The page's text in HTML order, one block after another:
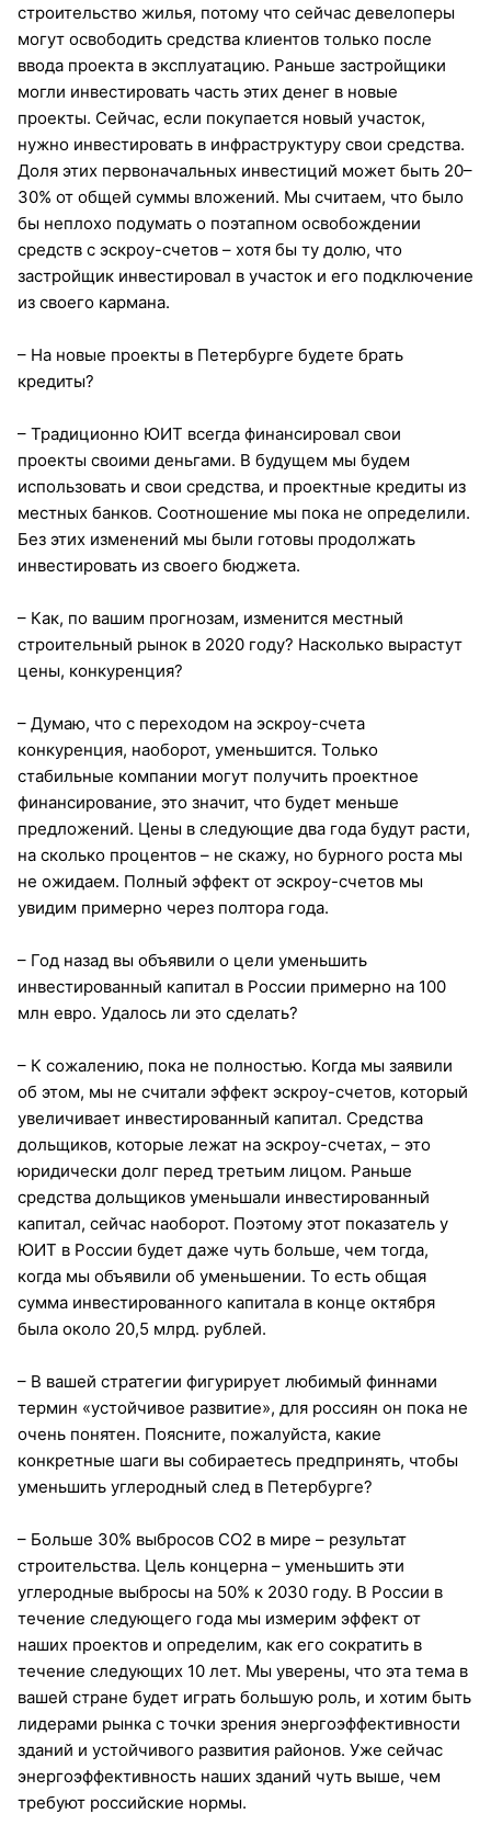
строительство жилья, потому что сейчас девелоперы
могут освободить средства клиентов только после
ввода проекта в эксплуатацию. Раньше застройщики
могли инвестировать часть этих денег в новые
проекты. Сейчас, если покупается новый участок,
нужно инвестировать в инфраструктуру свои средства.
Доля этих первоначальных инвестиций может быть 20–
30% от общей суммы вложений. Мы считаем, что было
бы неплохо подумать о поэтапном освобождении
средств с эскроу-счетов – хотя бы ту долю, что
застройщик инвестировал в участок и его подключение
из своего кармана.
– На новые проекты в Петербурге будете брать
кредиты?
– Традиционно ЮИТ всегда финансировал свои
проекты своими деньгами. В будущем мы будем
использовать и свои средства, и проектные кредиты из
местных банков. Соотношение мы пока не определили.
Без этих изменений мы были готовы продолжать
инвестировать из своего бюджета.
– Как, по вашим прогнозам, изменится местный
строительный рынок в 2020 году? Насколько вырастут
цены, конкуренция?
– Думаю, что с переходом на эскроу-счета
конкуренция, наоборот, уменьшится. Только
стабильные компании могут получить проектное
финансирование, это значит, что будет меньше
предложений. Цены в следующие два года будут расти,
на сколько процентов – не скажу, но бурного роста мы
не ожидаем. Полный эффект от эскроу-счетов мы
увидим примерно через полтора года.
– Год назад вы объявили о цели уменьшить
инвестированный капитал в России примерно на 100
млн евро. Удалось ли это сделать?
– К сожалению, пока не полностью. Когда мы заявили
об этом, мы не считали эффект эскроу-счетов, который
увеличивает инвестированный капитал. Средства
дольщиков, которые лежат на эскроу-счетах, – это
юридически долг перед третьим лицом. Раньше
средства дольщиков уменьшали инвестированный
капитал, сейчас наоборот. Поэтому этот показатель у
ЮИТ в России будет даже чуть больше, чем тогда,
когда мы объявили об уменьшении. То есть общая
сумма инвестированного капитала в конце октября
была около 20,5 млрд. рублей.
– В вашей стратегии фигурирует любимый финнами
термин «устойчивое развитие», для россиян он пока не
очень понятен. Поясните, пожалуйста, какие
конкретные шаги вы собираетесь предпринять, чтобы
уменьшить углеродный след в Петербурге?
– Больше 30% выбросов СО2 в мире – результат
строительства. Цель концерна – уменьшить эти
углеродные выбросы на 50% к 2030 году. В России в
течение следующего года мы измерим эффект от
наших проектов и определим, как его сократить в
течение следующих 10 лет. Мы уверены, что эта тема в
вашей стране будет играть большую роль, и хотим быть
лидерами рынка с точки зрения энергоэффективности
зданий и устойчивого развития районов. Уже сейчас
энергоэффективность наших зданий чуть выше, чем
требуют российские нормы.